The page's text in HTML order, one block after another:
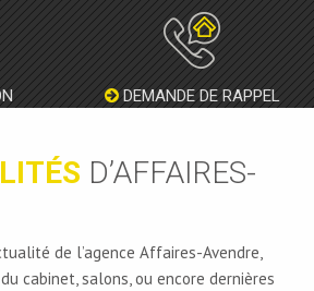
DEMANDE DE RAPPEL
D’AFFAIRES-
de l’agence Affaires-Avendre,
cabinet, salons, ou encore dernières